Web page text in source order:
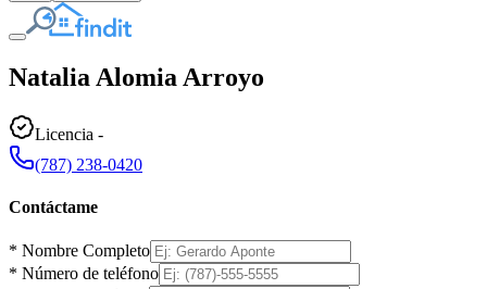
Natalia Alomia Arroyo
Licencia -
(787) 238-0420
Contáctame
* Nombre Completo
* Número de teléfono